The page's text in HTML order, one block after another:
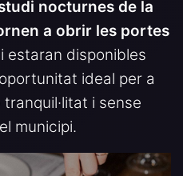
nocturnes de la
a obrir les portes
i estaran disponibles
ideal per a
i sense
municipi.